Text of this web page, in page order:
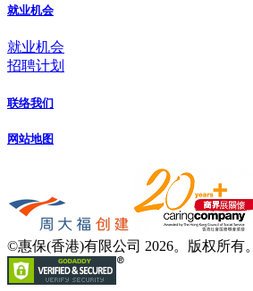
就业机会
就业机会
招聘计划
联络我们
网站地图
©惠保(香港)有限公司 2026。版权所有。